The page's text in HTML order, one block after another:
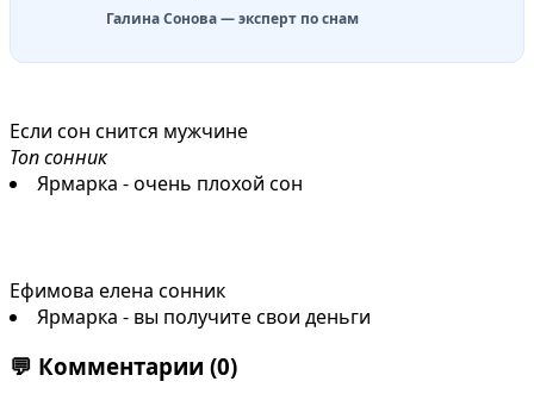
Галина Сонова — эксперт по снам
Если сон снится мужчине
Топ сонник
Ярмарка - очень плохой сон
Ефимова елена сонник
Ярмарка - вы получите свои деньги
💬 Комментарии (0)